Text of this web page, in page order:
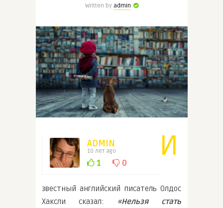
Written by admin
ADMIN
10 лет ago
1 0
И
звестный английский писатель Олдос
Хаксли сказал:
«Нельзя стать